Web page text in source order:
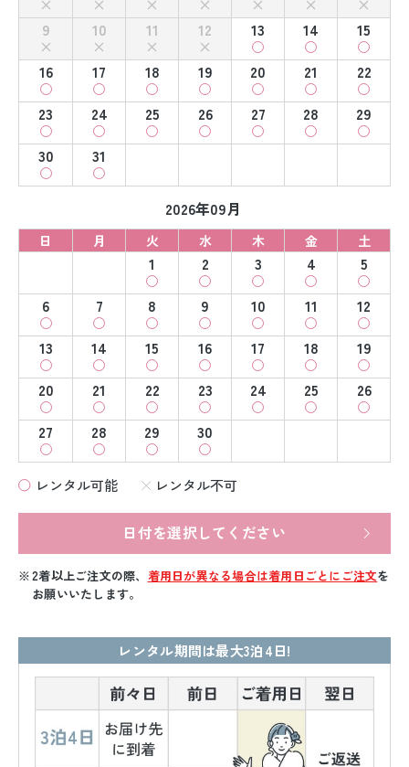
9
10 11 12 13 14
15
16
17 18 19 20 21
22
23
24 25 26 27 28
29
30
31
2026年09月
日 月 火 水 木 金 土
1 2 3 4
5
6
7 8 9 10 11
12
13
14 15 16 17 18
19
20
21 22 23 24 25
26
27
28 29 30
レンタル可能 レンタル不可
日付を選択してください
2着以上ご注文の際、 着用日が異なる場合は着用日ごとにご注文を
お願いいたします。
レンタル期間は最大3泊4日!